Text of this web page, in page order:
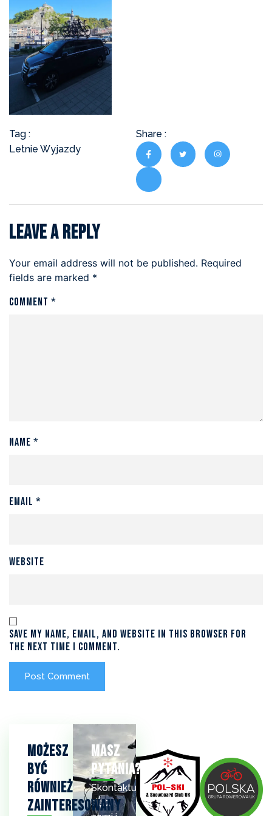
Tag :
Letnie Wyjazdy
Share :
Leave a Reply
Your email address will not be published. Required
fields are marked *
Comment *
Name *
Email *
Website
Save my name, email, and website in this browser for
the next time I comment.
Możesz
Być
Również
Zainteresowany
Masz
Pytania?
Skontaktuj
się z